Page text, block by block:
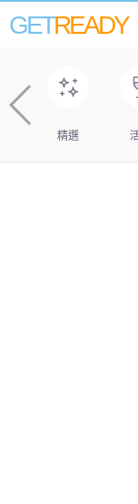
GETREADY
精選